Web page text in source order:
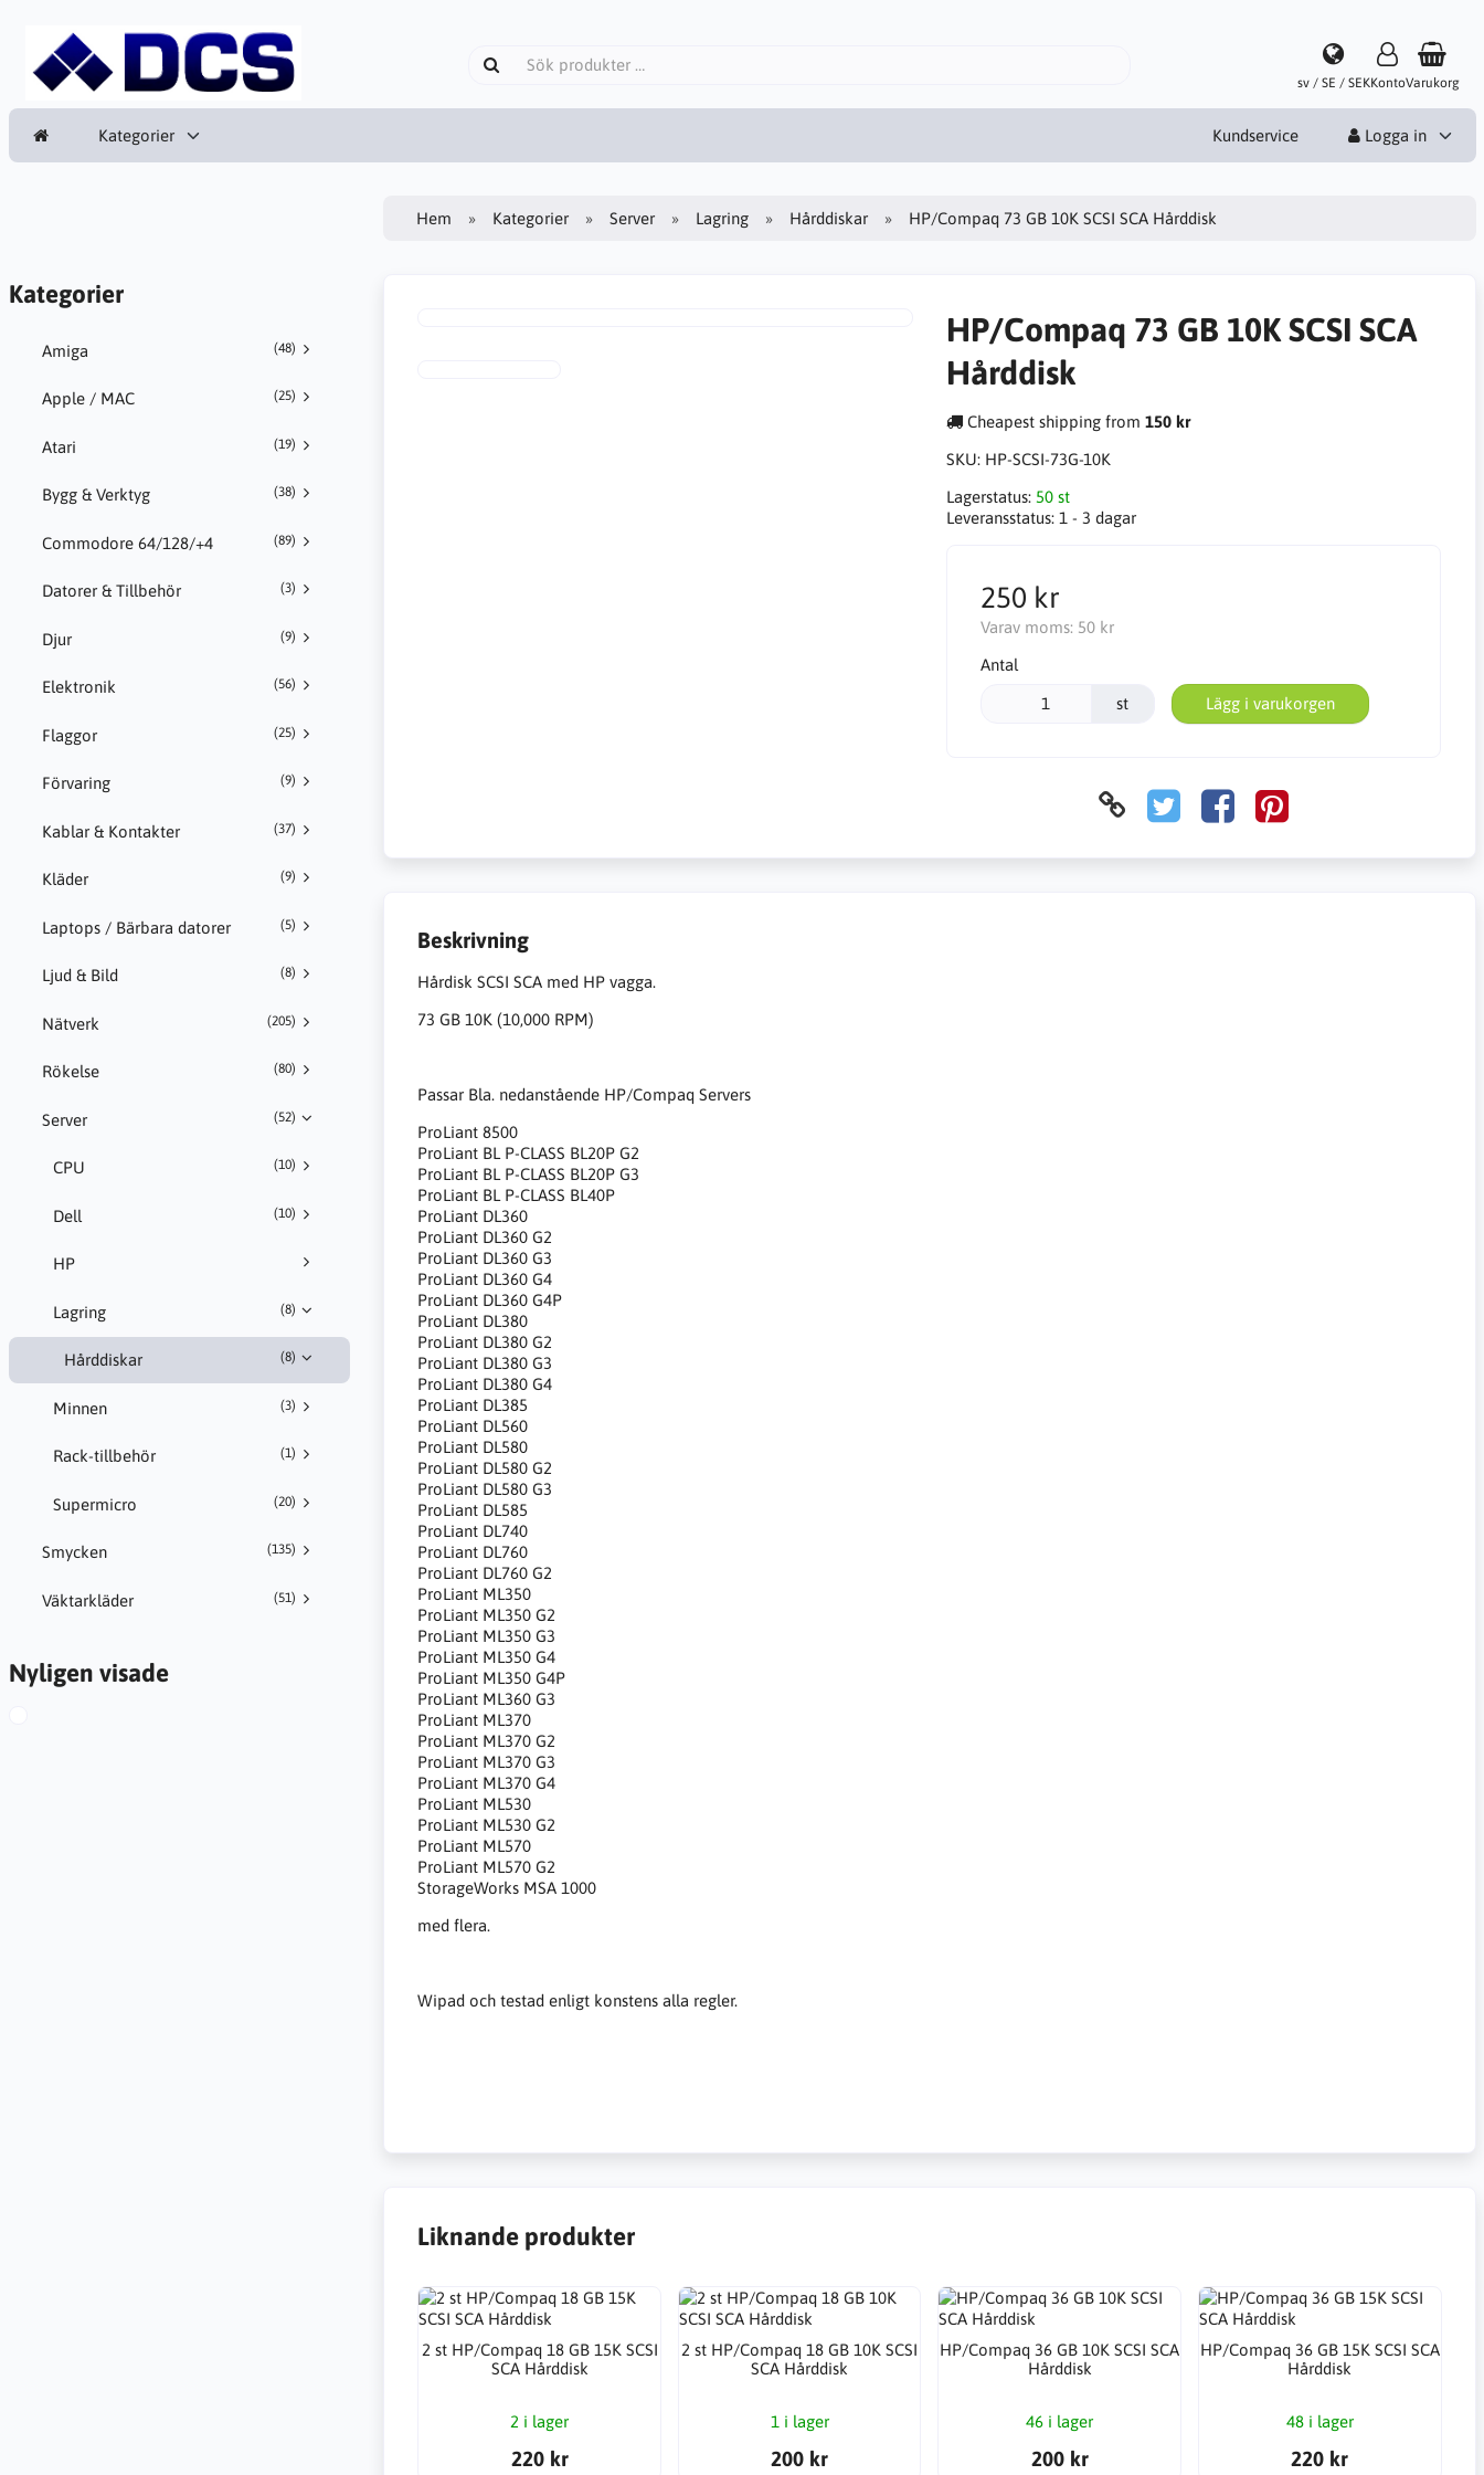
sv / SE / SEKKontoVarukorg
Kategorier Kundservice Logga in
Kategorier
Amiga (48)
Apple / MAC (25)
Atari (19)
Bygg & Verktyg (38)
Commodore 64/128/+4 (89)
Datorer & Tillbehör (3)
Djur (9)
Elektronik (56)
Flaggor (25)
Förvaring (9)
Kablar & Kontakter (37)
Kläder (9)
Laptops / Bärbara datorer (5)
Ljud & Bild (8)
Nätverk (205)
Rökelse (80)
Server (52)
CPU (10)
Dell (10)
HP
Lagring (8)
Hårddiskar (8)
Minnen (3)
Rack-tillbehör (1)
Supermicro (20)
Smycken (135)
Väktarkläder (51)
Nyligen visade
Hem Kategorier Server Lagring Hårddiskar HP/Compaq 73 GB 10K SCSI SCA Hårddisk
HP/Compaq 73 GB 10K SCSI SCA
Hårddisk
Cheapest shipping from 150 kr
SKU: HP-SCSI-73G-10K
Lagerstatus: 50 st
Leveransstatus: 1 - 3 dagar
250 kr
Varav moms: 50 kr
Antal
st Lägg i varukorgen
Beskrivning
Hårdisk SCSI SCA med HP vagga.
73 GB 10K (10,000 RPM)
Passar Bla. nedanstående HP/Compaq Servers
ProLiant 8500
ProLiant BL P-CLASS BL20P G2
ProLiant BL P-CLASS BL20P G3
ProLiant BL P-CLASS BL40P
ProLiant DL360
ProLiant DL360 G2
ProLiant DL360 G3
ProLiant DL360 G4
ProLiant DL360 G4P
ProLiant DL380
ProLiant DL380 G2
ProLiant DL380 G3
ProLiant DL380 G4
ProLiant DL385
ProLiant DL560
ProLiant DL580
ProLiant DL580 G2
ProLiant DL580 G3
ProLiant DL585
ProLiant DL740
ProLiant DL760
ProLiant DL760 G2
ProLiant ML350
ProLiant ML350 G2
ProLiant ML350 G3
ProLiant ML350 G4
ProLiant ML350 G4P
ProLiant ML360 G3
ProLiant ML370
ProLiant ML370 G2
ProLiant ML370 G3
ProLiant ML370 G4
ProLiant ML530
ProLiant ML530 G2
ProLiant ML570
ProLiant ML570 G2
StorageWorks MSA 1000
med flera.
Wipad och testad enligt konstens alla regler.
Liknande produkter
2 st HP/Compaq 18 GB 15K SCSI
SCA Hårddisk
2 i lager
220 kr
2 st HP/Compaq 18 GB 10K SCSI
SCA Hårddisk
1 i lager
200 kr
HP/Compaq 36 GB 10K SCSI SCA
Hårddisk
46 i lager
200 kr
HP/Compaq 36 GB 15K SCSI SCA
Hårddisk
48 i lager
220 kr